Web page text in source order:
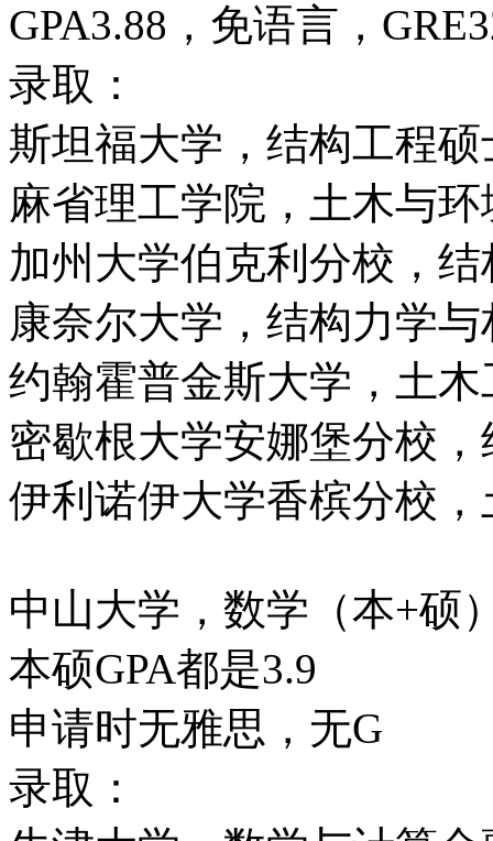
GPA3.88，免语言，
录取：
斯坦福大学，结构工程硕
麻省理工学院，土木与
加州大学伯克利分校，
康奈尔大学，结构力学
约翰霍普金斯大学，土
密歇根大学安娜堡分校
伊利诺伊大学香槟分校
中山大学，数学（本+硕
本硕GPA都是3.9
申请时无雅思，无G
录取：